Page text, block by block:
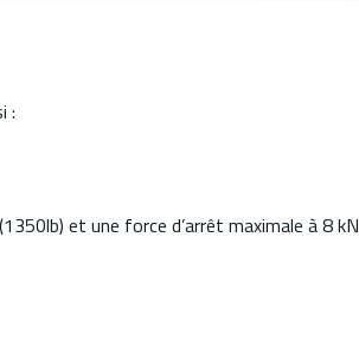
:
et une force d’arrêt maximale à 8 kN